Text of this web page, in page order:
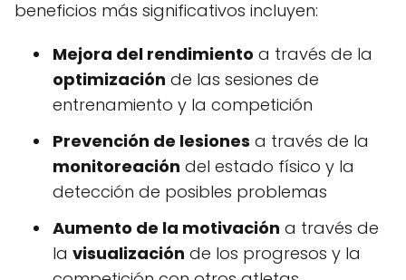
beneficios más significativos incluyen:
Mejora del rendimiento a través de la
optimización de las sesiones de
entrenamiento y la competición
Prevención de lesiones a través de la
monitoreación del estado físico y la
detección de posibles problemas
Aumento de la motivación a través de
la visualización de los progresos y la